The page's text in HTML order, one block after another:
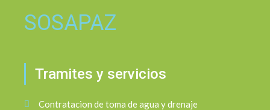
SOSAPAZ
Tramites y servicios
Contratacion de toma de agua y drenaje